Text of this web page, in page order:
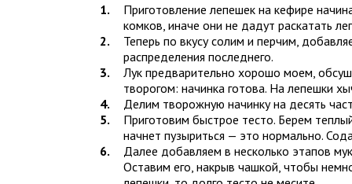
Приготовление лепешек на кефире
комков, иначе они не дадут раскатать
Теперь по вкусу солим и перчим,
распределения последнего.
Лук предварительно хорошо моем,
творогом: начинка готова. На лепешки
Делим творожную начинку на десять
Приготовим быстрое тесто. Берем
начнет пузыриться — это нормально.
Далее добавляем в несколько этапов
Оставим его, накрыв чашкой, чтобы